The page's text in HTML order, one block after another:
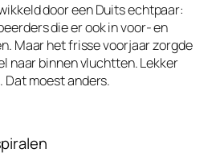
door een Duits echtpaar:
die er ook in voor- en
Maar het frisse voorjaar zorgde
naar binnen vluchtten. Lekker
Dat moest anders.